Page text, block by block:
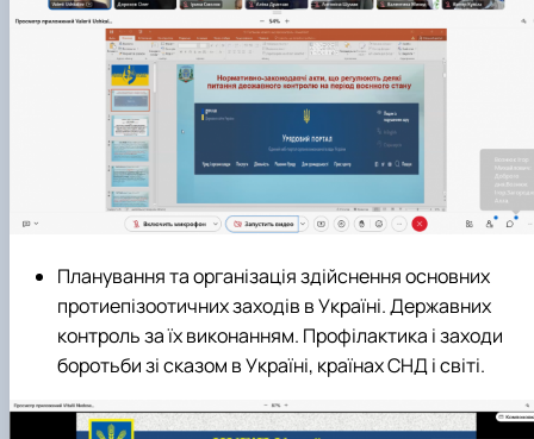
Планування та організація здійснення основних
протиепізоотичних заходів в Україні. Державних
контроль за їх виконанням. Профілактика і заходи
боротьби зі сказом в Україні, країнах СНД і світі.